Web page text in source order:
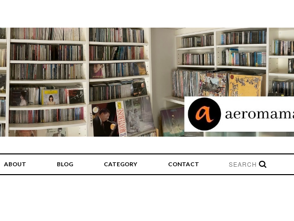
ABOUT BLOG CATEGORY CONTACT